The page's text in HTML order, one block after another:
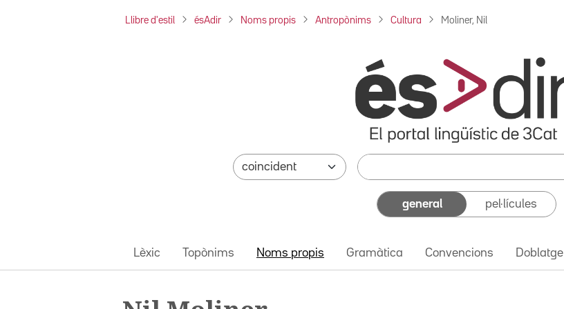
Llibre d'estil ésAdir Noms propis Antropònims Cultura Moliner, Nil
general pel·lícules
Lèxic Topònims Noms propis Gramàtica Convencions Doblatge